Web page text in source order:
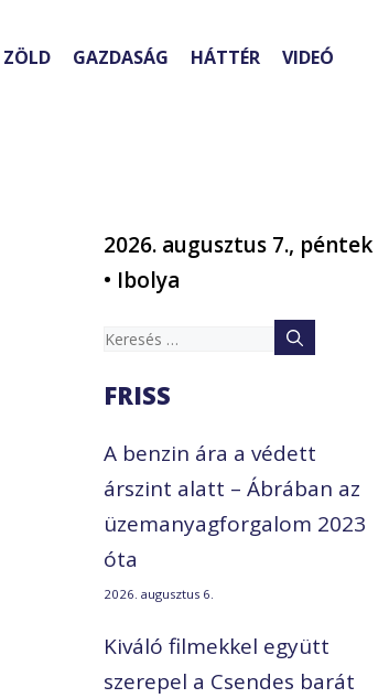
ZÖLD GAZDASÁG HÁTTÉR VIDEÓ
2026. augusztus 7., péntek
• Ibolya
Keresés:
FRISS
A benzin ára a védett
árszint alatt – Ábrában az
üzemanyagforgalom 2023
óta
2026. augusztus 6.
Kiváló filmekkel együtt
szerepel a Csendes barát